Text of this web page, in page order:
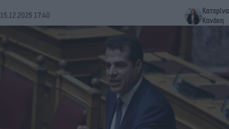
15.12.2025 17:40
Κατερίνα
Κανάκη